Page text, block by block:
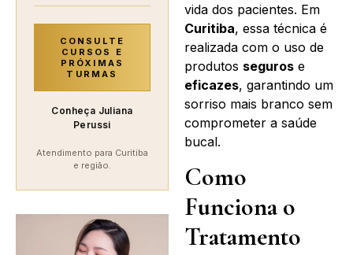
CONSULTE
CURSOS E
PRÓXIMAS
TURMAS
Conheça Juliana
Perussi
Atendimento para Curitiba
e região.
vida dos pacientes. Em
Curitiba, essa técnica é
realizada com o uso de
produtos seguros e
eficazes, garantindo um
sorriso mais branco sem
comprometer a saúde
bucal.
Como
Funciona o
Tratamento